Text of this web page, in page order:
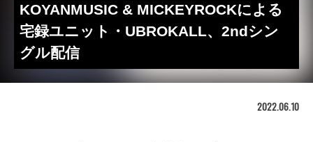
KOYANMUSIC & MICKEYROCKによる
宅録ユニット・UBROKALL、2ndシン
グル配信
2022.06.10